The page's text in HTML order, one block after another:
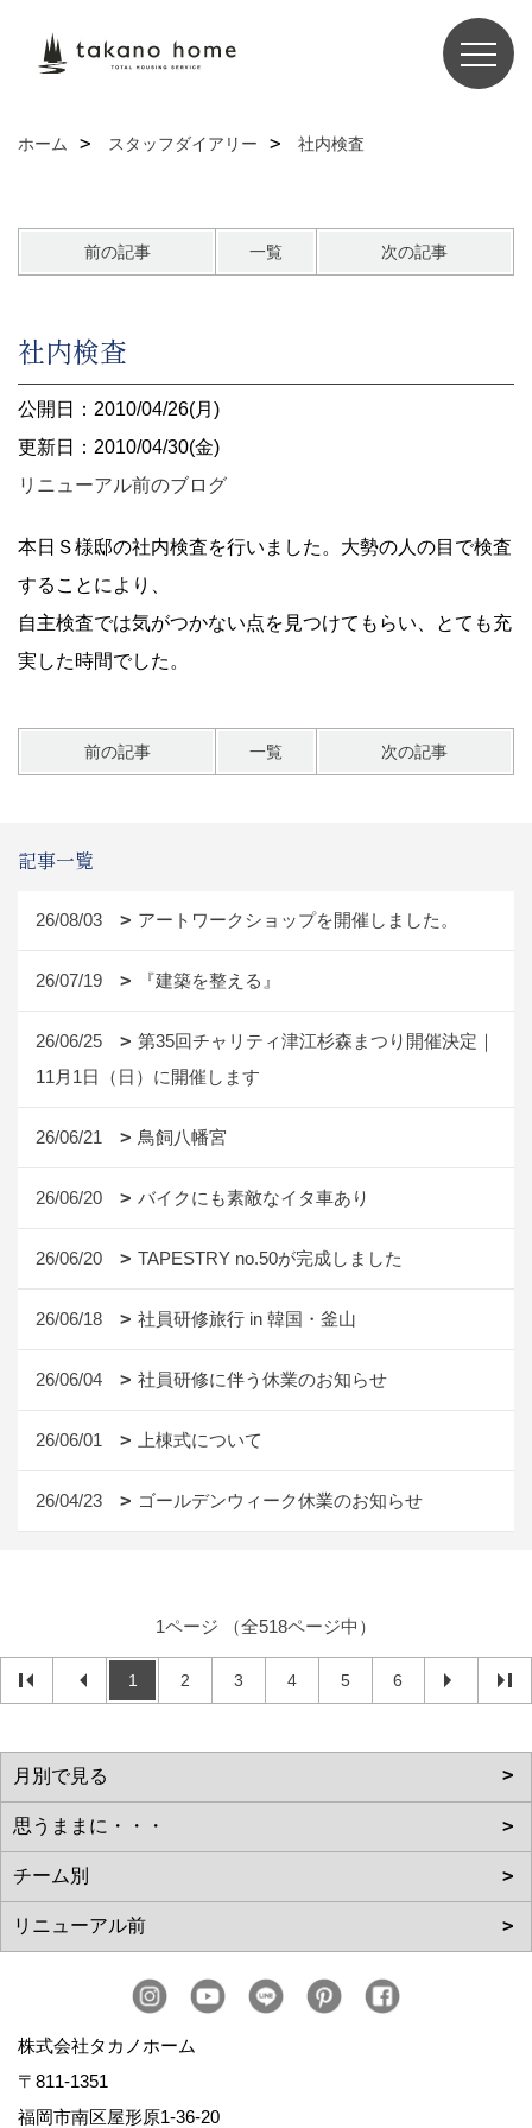
ホーム スタッフダイアリー 社内検査
前の記事 一覧 次の記事
社内検査
公開日：2010/04/26(月)
更新日：2010/04/30(金)
リニューアル前のブログ
本日Ｓ様邸の社内検査を行いました。大勢の人の目で検査
することにより、
自主検査では気がつかない点を見つけてもらい、とても充
実した時間でした。
前の記事 一覧 次の記事
記事一覧
26/08/03 アートワークショップを開催しました。
26/07/19 『建築を整える』
26/06/25
第35回チャリティ津江杉森まつり開催決定｜
11月1日（日）に開催します
26/06/21 鳥飼八幡宮
26/06/20 バイクにも素敵なイタ車あり
26/06/20 TAPESTRY no.50が完成しました
26/06/18 社員研修旅行 in 韓国・釜山
26/06/04 社員研修に伴う休業のお知らせ
26/06/01 上棟式について
26/04/23 ゴールデンウィーク休業のお知らせ
1ページ （全518ページ中）
1 2 3 4 5 6
株式会社タカノホーム
〒811-1351
福岡市南区屋形原1-36-20